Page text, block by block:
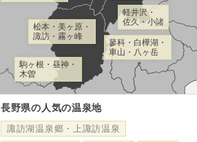
軽井沢・
佐久・小諸
蓼科・白樺湖・
車山・八ヶ岳
松本・美ヶ原・
諏訪・霧ヶ峰
駒ヶ根・昼神・
木曽
長野県の人気の温泉地
諏訪湖温泉郷・上諏訪温泉